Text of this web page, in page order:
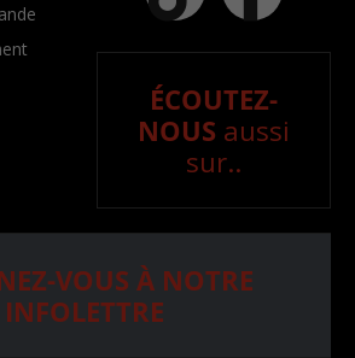
ÉCOUTEZ-
NOUS aussi
sur..
VOUS À NOTRE
INFOLETTRE